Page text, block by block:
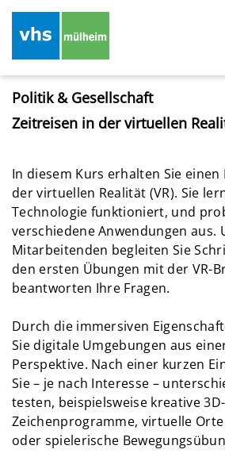
Politik & Gesellschaft
Zeitreisen in der virtuellen
In diesem Kurs erhalten Sie
der virtuellen Realität (VR). Sie
Technologie funktioniert, und
verschiedene Anwendungen aus.
Mitarbeitenden begleiten Sie
den ersten Übungen mit der VR-
beantworten Ihre Fragen.
Durch die immersiven
Sie digitale Umgebungen aus
Perspektive. Nach einer kurzen
Sie – je nach Interesse –
testen, beispielsweise kreative 3D-
Zeichenprogramme, virtuelle
oder spielerische